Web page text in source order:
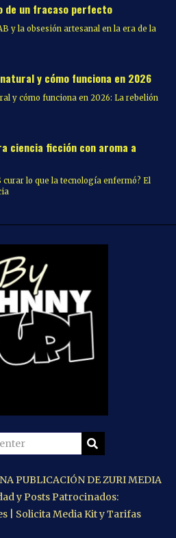
de un fracaso perfecto
y la obsesión artesanal en la era de la
y cómo funciona en 2026
y cómo funciona en 2026: La rebelión
ciencia ficción con aroma a
curar lo que la tecnología enfermó? El
PUBLICACIÓN DE ZURI MEDIA
y Posts Patrocinados:
| Solicita Media Kit y Tarifas